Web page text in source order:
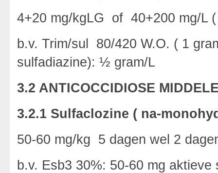
4+20 mg/kgLG of 40+200 mg/L
b.v. Trim/sul 80/420 W.O. ( 1
sulfadiazine): ½ gram/L
3.2 ANTICOCCIDIOSE
3.2.1 Sulfaclozine ( na-
50-60 mg/kg 5 dagen wel 2
b.v. Esb3 30%: 50-60 mg